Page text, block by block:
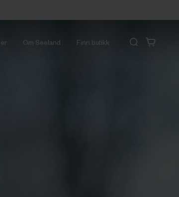
Om Seeland Finn butikk